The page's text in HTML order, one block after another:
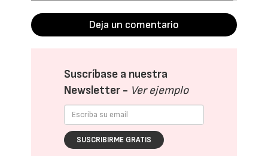
Deja un comentario
Suscríbase a nuestra
Newsletter - Ver ejemplo
SUSCRIBIRME GRATIS